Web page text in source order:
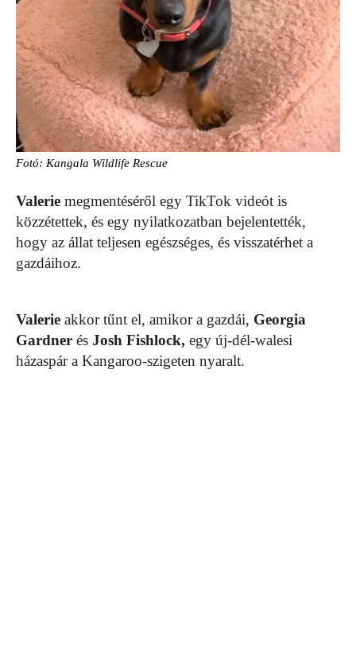
Fotó: Kangala Wildlife Rescue
Valerie megmentéséről egy TikTok videót is
közzétettek, és egy nyilatkozatban bejelentették,
hogy az állat teljesen egészséges, és visszatérhet a
gazdáihoz.
Valerie akkor tűnt el, amikor a gazdái, Georgia
Gardner és Josh Fishlock, egy új-dél-walesi
házaspár a Kangaroo-szigeten nyaralt.